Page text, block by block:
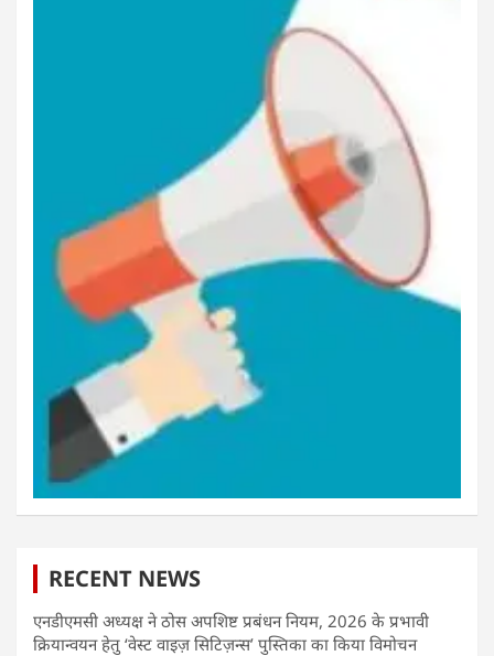
RECENT NEWS
एनडीएमसी अध्यक्ष ने ठोस अपशिष्ट प्रबंधन नियम, 2026 के प्रभावी
क्रियान्वयन हेतु ‘वेस्ट वाइज़ सिटिज़न्स’ पुस्तिका का किया विमोचन